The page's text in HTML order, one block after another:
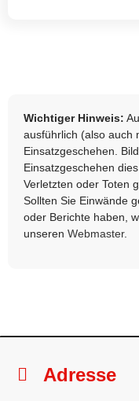
Wichtiger Hinweis:
ausführlich (also auch
Einsatzgeschehen.
Einsatzgeschehen
Verletzten oder Toten
Sollten Sie Einwände
oder Berichte haben,
unseren Webmaster.
Adresse